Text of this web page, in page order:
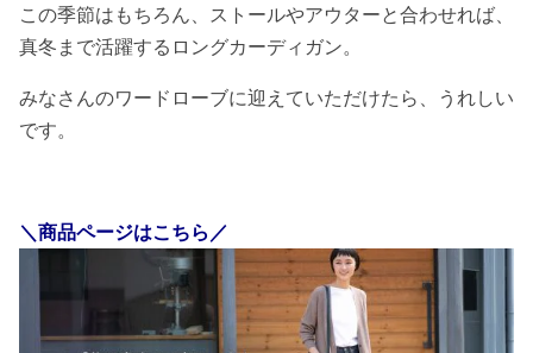
この季節はもちろん、ストールやアウターと合わせれば、
真冬まで活躍するロングカーディガン。
みなさんのワードローブに迎えていただけたら、うれしい
です。
＼商品ページはこちら／